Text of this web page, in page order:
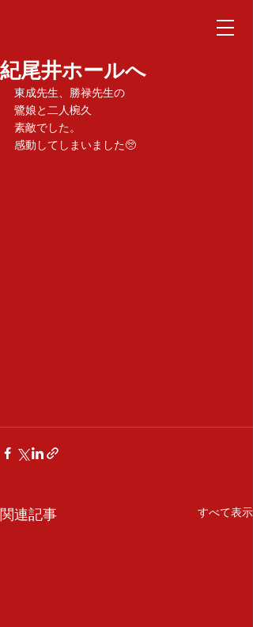
紀尾井ホールへ
東成先生、勝禄先生の
鷺娘と二人椀久
素敵でした。
感動してしまいました🥺
関連記事 すべて表示